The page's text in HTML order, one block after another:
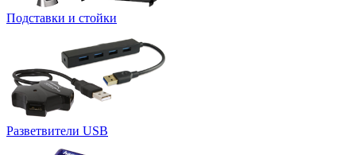
Подставки и стойки
Разветвители USB